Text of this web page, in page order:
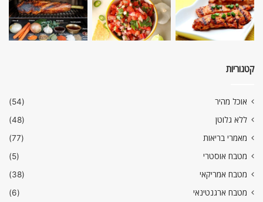
קטגוריות
אוכל מהיר
(54)
ללא גלוטן
(48)
מאמרי בריאות
(77)
מטבח אוסטרי
(5)
מטבח אמריקאי
(38)
מטבח ארגנטינאי
(6)